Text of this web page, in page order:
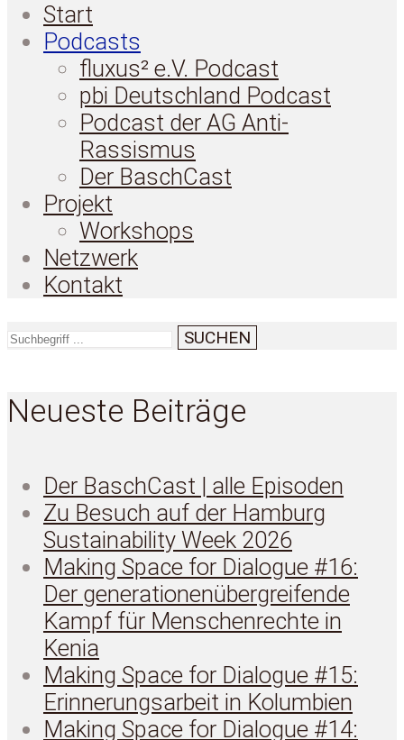
Start
Podcasts
fluxus² e.V. Podcast
pbi Deutschland Podcast
Podcast der AG Anti-
Rassismus
Der BaschCast
Projekt
Workshops
Netzwerk
Kontakt
SUCHEN
Neueste Beiträge
Der BaschCast | alle Episoden
Zu Besuch auf der Hamburg
Sustainability Week 2026
Making Space for Dialogue #16:
Der generationenübergreifende
Kampf für Menschenrechte in
Kenia
Making Space for Dialogue #15:
Erinnerungsarbeit in Kolumbien
Making Space for Dialogue #14: